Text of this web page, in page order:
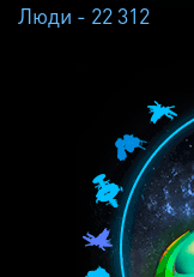
Люди - 22 312